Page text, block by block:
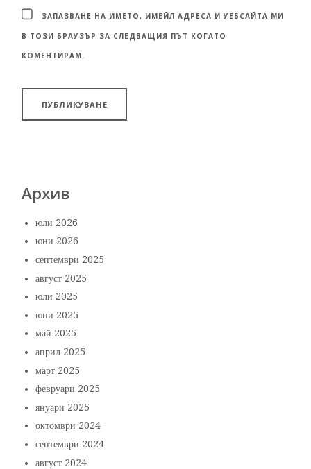
ЗАПАЗВАНЕ НА ИМЕТО, ИМЕЙЛ АДРЕСА И УЕБСАЙТА МИ
В ТОЗИ БРАУЗЪР ЗА СЛЕДВАЩИЯ ПЪТ КОГАТО
КОМЕНТИРАМ.
Архив
юли 2026
юни 2026
септември 2025
август 2025
юли 2025
юни 2025
май 2025
април 2025
март 2025
февруари 2025
януари 2025
октомври 2024
септември 2024
август 2024